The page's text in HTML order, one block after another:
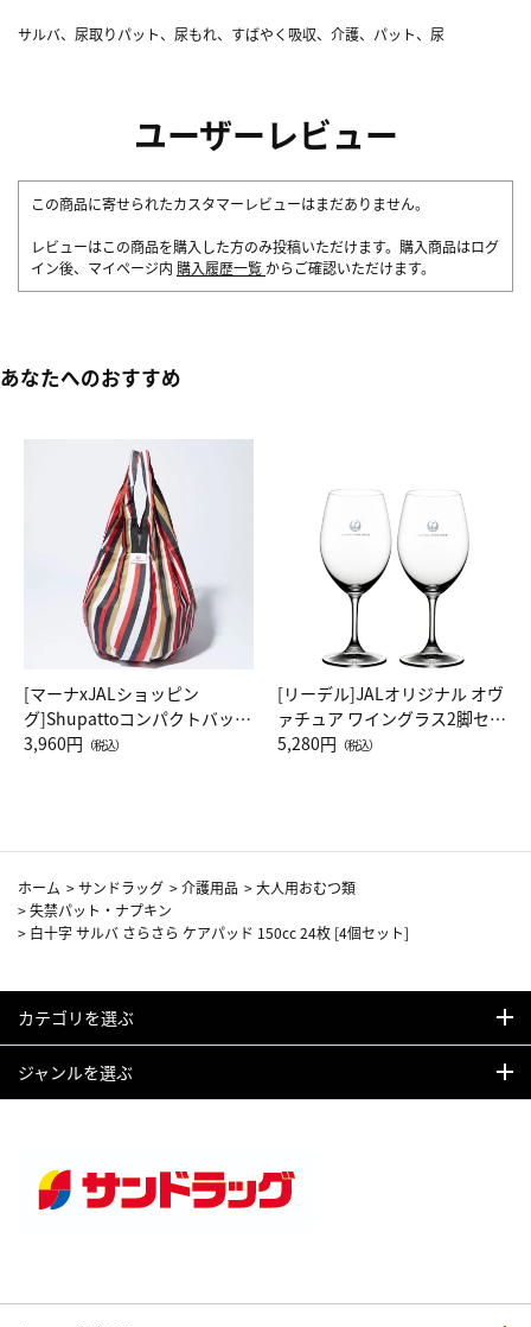
サルバ、尿取りパット、尿もれ、すばやく吸収、介護、パット、尿
ユーザーレビュー
この商品に寄せられたカスタマーレビューはまだありません。
レビューはこの商品を購入した方のみ投稿いただけます。購入商品はログ
イン後、マイページ内 購入履歴一覧 からご確認いただけます。
あなたへのおすすめ
[マーナxJALショッピン
グ]Shupattoコンパクトバッグ
Drop JAL客室乗務員（LC）ス
3,960円 （税込）
[リーデル]JALオリジナル オヴ
ァチュア ワイングラス2脚セッ
ト（レッドワイン）
5,280円 （税込）
ホーム >サンドラッグ >介護用品 >大人用おむつ類
>失禁パット・ナプキン
> 白十字 サルバ さらさら ケアパッド 150cc 24枚 [4個セット]
カテゴリを選ぶ
ジャンルを選ぶ